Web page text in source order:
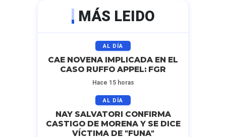
MÁS LEIDO
AL DÍA
CAE NOVENA IMPLICADA EN EL
CASO RUFFO APPEL: FGR
Hace 15 horas
AL DÍA
NAY SALVATORI CONFIRMA
CASTIGO DE MORENA Y SE DICE
VÍCTIMA DE "FUNA"